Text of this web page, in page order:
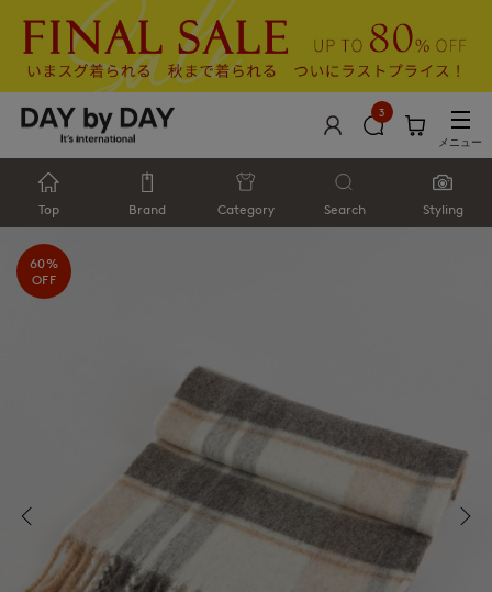
3
メニュー
Top Brand Category Search Styling
60%
OFF